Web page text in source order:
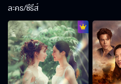
ละคร/ซีรีส์